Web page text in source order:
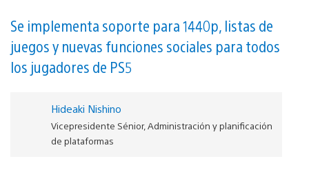
Se implementa soporte para 1440p, listas de
juegos y nuevas funciones sociales para todos
los jugadores de PS5
Hideaki Nishino
Vicepresidente Sénior, Administración y planificación
de plataformas